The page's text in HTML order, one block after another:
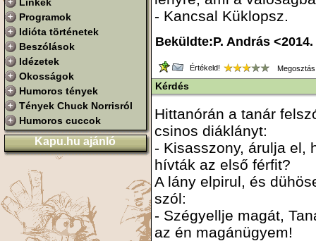
Programok
Idióta történetek
Beszólások
Idézetek
Okosságok
Humoros tények
Tények Chuck Norrisról
Humoros cuccok
Kapu.hu ajánló
- Kancsal Küklopsz.
Beküldte:P. András
Értékeld!
Kérdés
Hittanórán a tanár
csinos diáklányt:
- Kisasszony, árulja el,
hívták az első férfit?
A lány elpirul, és
szól:
- Szégyellje magát,
az én magánügyem!